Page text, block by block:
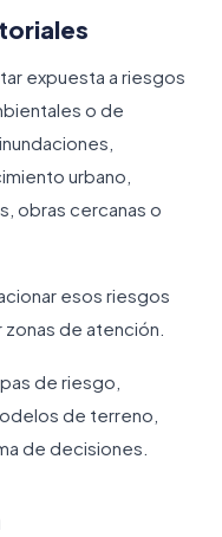
expuesta a riesgos
o de
urbano,
obras cercanas o
esos riesgos
de atención.
de riesgo,
de terreno,
de decisiones.